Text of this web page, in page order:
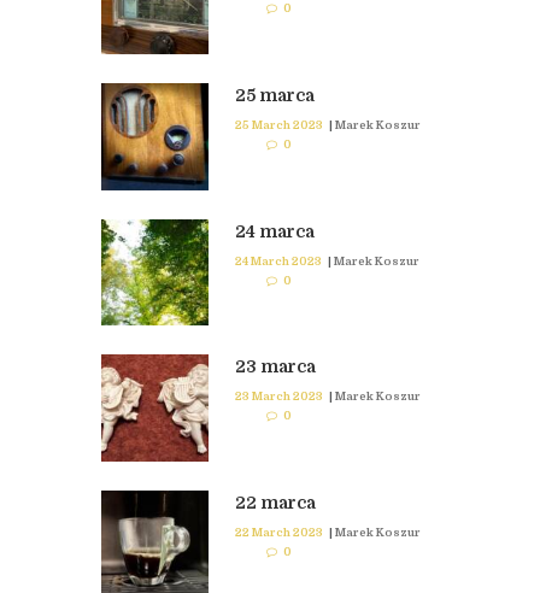
0
25 marca
25 March 2023 | Marek Koszur
0
24 marca
24 March 2023 | Marek Koszur
0
23 marca
23 March 2023 | Marek Koszur
0
22 marca
22 March 2023 | Marek Koszur
0